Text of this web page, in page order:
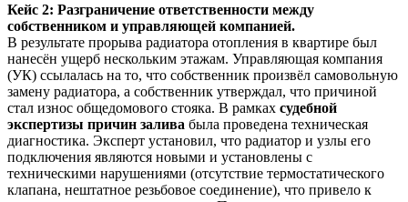
Кейс 2: Разграничение ответственности между
собственником и управляющей компанией.
В результате прорыва радиатора отопления в квартире был
нанесён ущерб нескольким этажам. Управляющая компания
(УК) ссылалась на то, что собственник произвёл самовольную
замену радиатора, а собственник утверждал, что причиной
стал износ общедомового стояка. В рамках судебной
экспертизы причин залива была проведена техническая
диагностика. Эксперт установил, что радиатор и узлы его
подключения являются новыми и установлены с
техническими нарушениями (отсутствие термостатического
клапана, нештатное резьбовое соединение), что привело к